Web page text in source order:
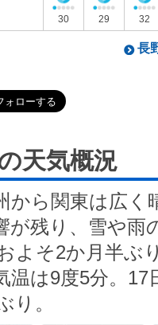
30 29 32
長
天気概況
から関東は広く
が残り、雪や
よそ2か月半ぶ
温は9度5分。17
り。